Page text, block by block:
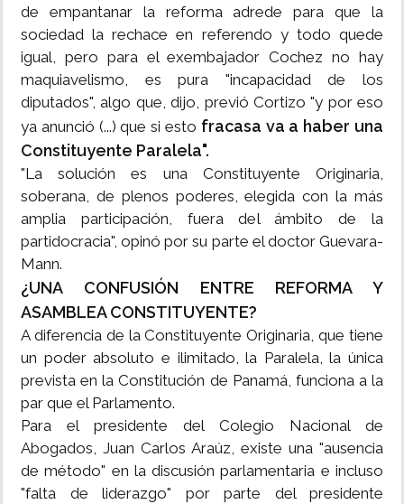
de empantanar la reforma adrede para que la
sociedad la rechace en referendo y todo quede
igual, pero para el exembajador Cochez no hay
maquiavelismo, es pura "incapacidad de los
diputados", algo que, dijo, previó Cortizo "y por eso
ya anunció (...) que si esto fracasa va a haber una
Constituyente Paralela".
"La solución es una Constituyente Originaria,
soberana, de plenos poderes, elegida con la más
amplia participación, fuera del ámbito de la
partidocracia", opinó por su parte el doctor Guevara-
Mann.
¿UNA CONFUSIÓN ENTRE REFORMA Y
ASAMBLEA CONSTITUYENTE?
A diferencia de la Constituyente Originaria, que tiene
un poder absoluto e ilimitado, la Paralela, la única
prevista en la Constitución de Panamá, funciona a la
par que el Parlamento.
Para el presidente del Colegio Nacional de
Abogados, Juan Carlos Araúz, existe una "ausencia
de método" en la discusión parlamentaria e incluso
"falta de liderazgo" por parte del presidente